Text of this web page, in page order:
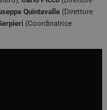
Quintavalle (Direttore
(Coordinatrice